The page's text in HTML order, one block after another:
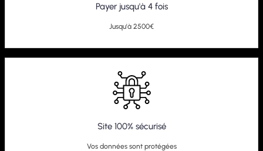
Payer jusqu'à 4 fois
Jusqu'à 2500€
Site 100% sécurisé
Vos données sont protégées